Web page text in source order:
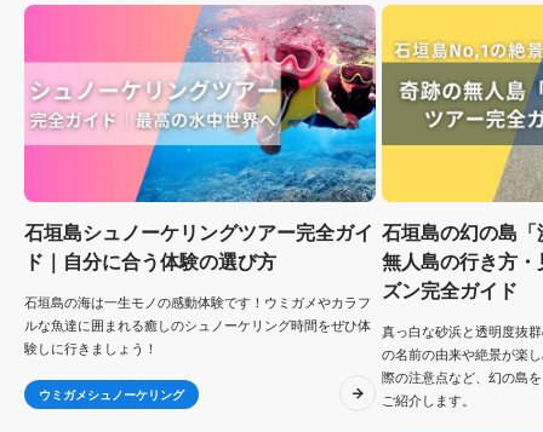
石垣島シュノーケリングツアー完全ガイ
ド｜自分に合う体験の選び方
石垣島の海は一生モノの感動体験です！ウミガメやカラフ
ルな魚達に囲まれる癒しのシュノーケリング時間をぜひ体
験しに行きましょう！
ウミガメシュノーケリング
石垣島の幻の島
無人島の行き方
ズン完全ガイド
真っ白な砂浜と透明度抜
の名前の由来や絶景が楽
際の注意点など、幻の島
ご紹介します。